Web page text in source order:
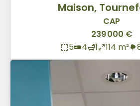
Maison,
CAP
239 000 €
5
4 1 114 m²